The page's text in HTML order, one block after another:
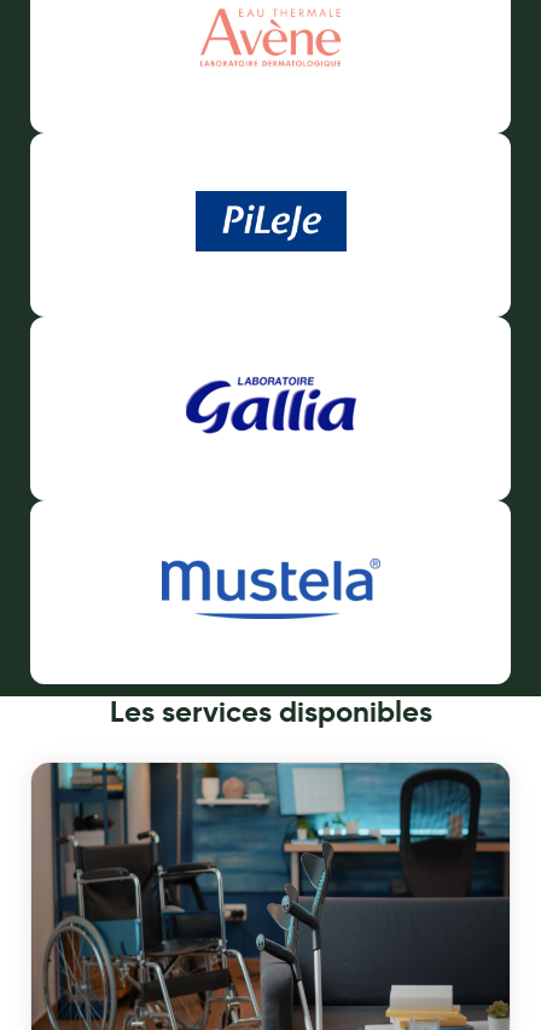
Douleurs articulaires et musculaires
Anti acariens, anti gale, anti tiques, insectifuges
Autotests
Matériel medical
Médication familiale
Les marques
My Privilege
Les promotions
Les services disponibles